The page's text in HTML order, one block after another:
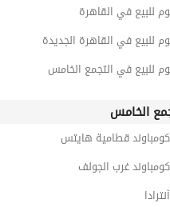
الخامس
قطامية هايتس
غرب الجولف